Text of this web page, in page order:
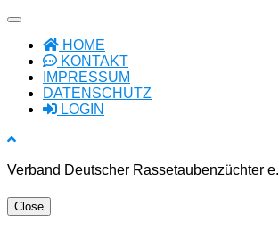
HOME
KONTAKT
IMPRESSUM
DATENSCHUTZ
LOGIN
Verband Deutscher Rassetaubenzüchter
Close